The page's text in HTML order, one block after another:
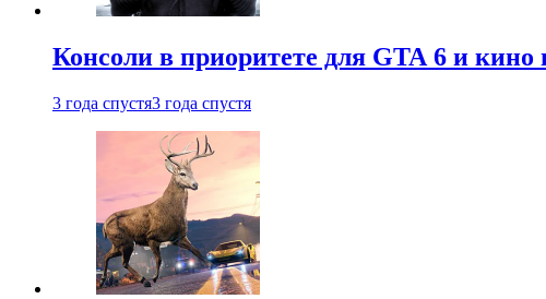
Консоли в приоритете для GTA 6 и кино
3 года спустя3 года спустя